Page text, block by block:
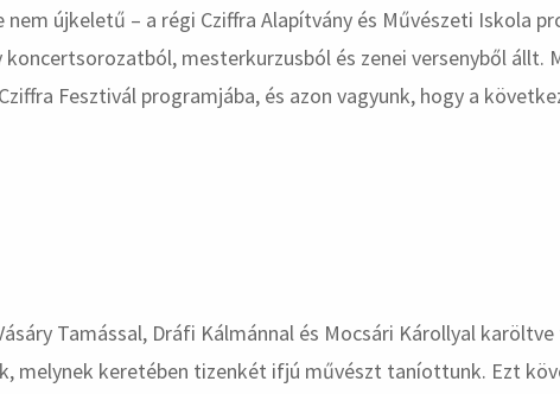
nem újkeletű – a régi Cziffra Alapítvány és Művészeti Iskola
mesterkurzusból és zenei versenyből állt.
Fesztivál programjába, és azon vagyunk, hogy a
Tamással, Dráfi Kálmánnal és Mocsári Károllyal
melynek keretében tizenkét ifjú művészt taníottunk. Ezt